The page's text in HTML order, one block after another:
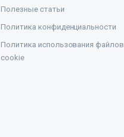
Полезные статьи
Политика конфиденциальности
Политика использования файлов
cookie